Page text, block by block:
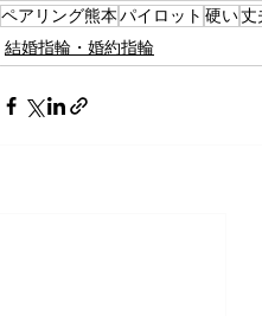
ペアリング熊本パイロット 硬い丈
結婚指輪・婚約指輪